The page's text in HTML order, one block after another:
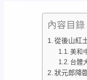
內容目錄
從後山紅
美和
台體
狀元郎降